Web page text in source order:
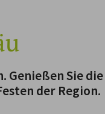
Genießen Sie die
der Region.